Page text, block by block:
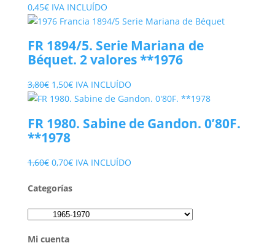
0,45€ IVA INCLUÍDO
FR 1894/5. Serie Mariana de
Béquet. 2 valores **1976
3,80€ El
precio
era:
3,80€.
1,50€El
precio
es:
IVA INCLUÍDO
FR 1980. Sabine de Gandon. 0’80F.
**1978
1,60€ El
original
1,60€.
0,70€El
actual
0,70€.
IVA INCLUÍDO
Categorías
Mi cuenta